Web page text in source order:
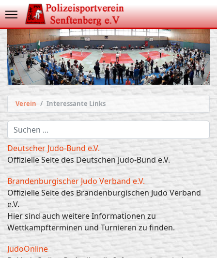
Verein Interessante Links
Suchen
...
Deutscher Judo-Bund e.V.
Offizielle Seite des Deutschen Judo-Bund e.V.
Brandenburgischer Judo Verband e.V.
Offizielle Seite des Brandenburgischen Judo Verband
e.V.
Hier sind auch weitere Informationen zu
Wettkampfterminen und Turnieren zu finden.
JudoOnline